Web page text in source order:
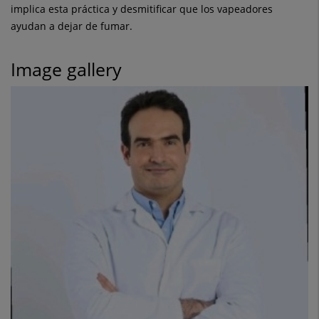
implica esta práctica y desmitificar que los vapeadores
ayudan a dejar de fumar.
Image gallery